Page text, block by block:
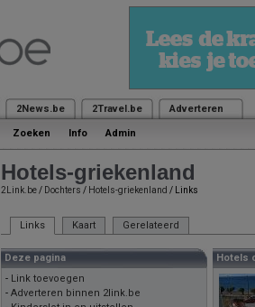
2News.be 2Travel.be Adverteren
Zoeken Info Admin
Hotels-griekenland
2Link.be/ Dochters / Hotels-griekenland / Links
Links Kaart Gerelateerd
Deze pagina
- Link toevoegen
- Adverteren binnen 2link.be
Hotels